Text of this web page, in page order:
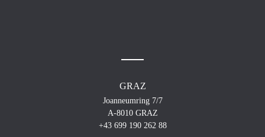
GRAZ
Joanneumring 7/7
A-8010 GRAZ
+43 699 190 262 88